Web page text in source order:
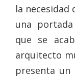
la
una
que se
arquitecto
presenta un